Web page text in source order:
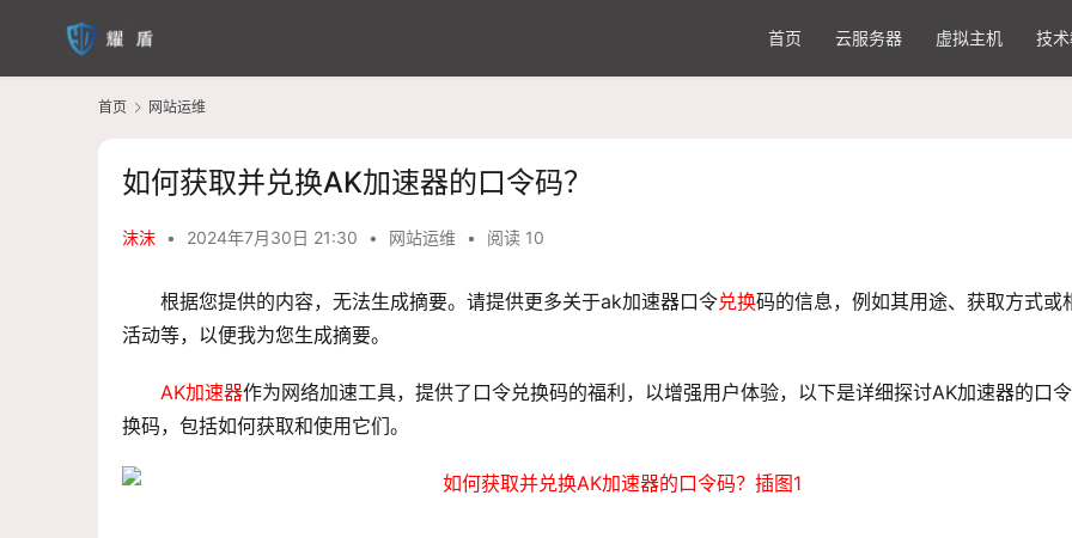
首页 云服务器 虚拟主机 技
首页 网站运维
如何获取并兑换AK加速器的口令码？
沫沫 • 2024年7月30日 21:30 • 网站运维 • 阅读 10
根据您提供的内容，无法生成摘要。请提供更多关于ak加速器口令兑换码的信息，例如其用途、获取方式或
活动等，以便我为您生成摘要。
AK加速器作为网络加速工具，提供了口令兑换码的福利，以增强用户体验，以下是详细探讨AK加速器的口
换码，包括如何获取和使用它们。